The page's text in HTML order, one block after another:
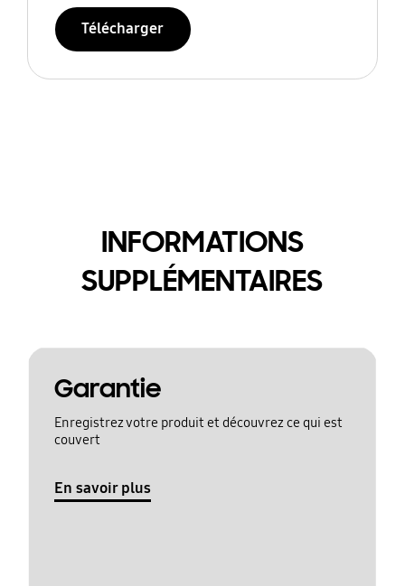
Télécharger
INFORMATIONS
SUPPLÉMENTAIRES
Garantie
Enregistrez votre produit et découvrez ce qui est
couvert
En savoir plus